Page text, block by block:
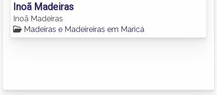
Inoã Madeiras
Inoã Madeiras
Madeiras e Madeireiras em Maricá